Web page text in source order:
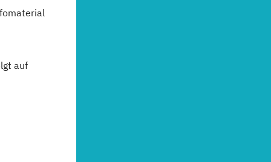
auf